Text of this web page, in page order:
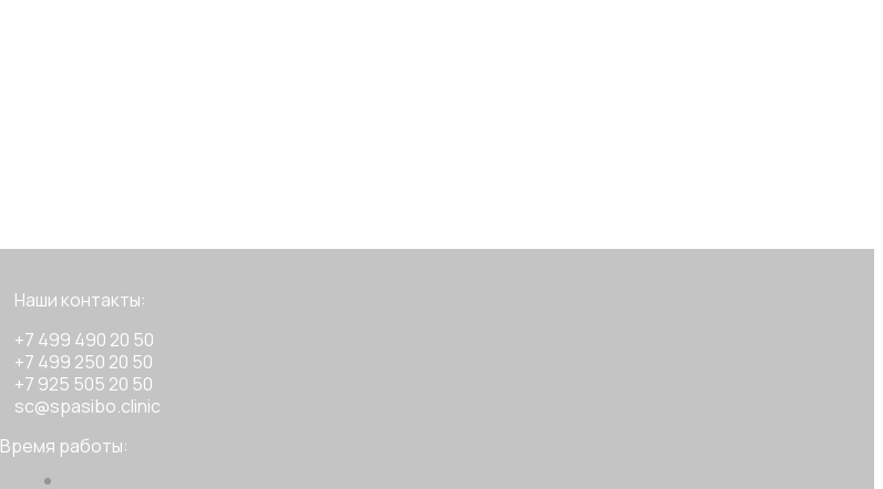
Наши контакты:
+7 499 490 20 50
+7 499 250 20 50
+7 925 505 20 50
sc@spasibo.clinic
Время работы: